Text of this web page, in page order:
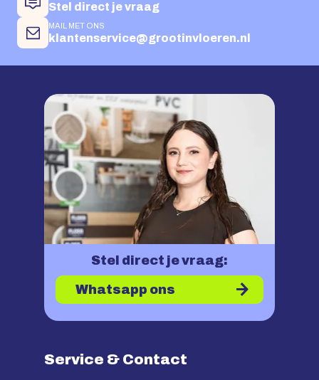
Stel direct je vraag
MAIL MET ONS
klantenservice@grootinvloeren.nl
Stel direct je vraag:
Whatsapp ons
Service & Contact